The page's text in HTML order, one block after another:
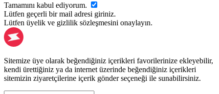
Tamamını kabul ediyorum.
Lütfen geçerli bir mail adresi giriniz.
Lütfen üyelik ve gizlilik sözleşmesini onaylayın.
Sitemize üye olarak beğendiğiniz içerikleri favorilerinize ekleyebilir,
kendi ürettiğiniz ya da internet üzerinde beğendiğiniz içerikleri
sitemizin ziyaretçilerine içerik gönder seçeneği ile sunabilirsiniz.